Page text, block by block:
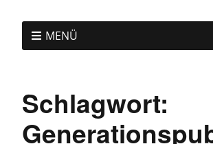
MENÜ
Schlagwort: